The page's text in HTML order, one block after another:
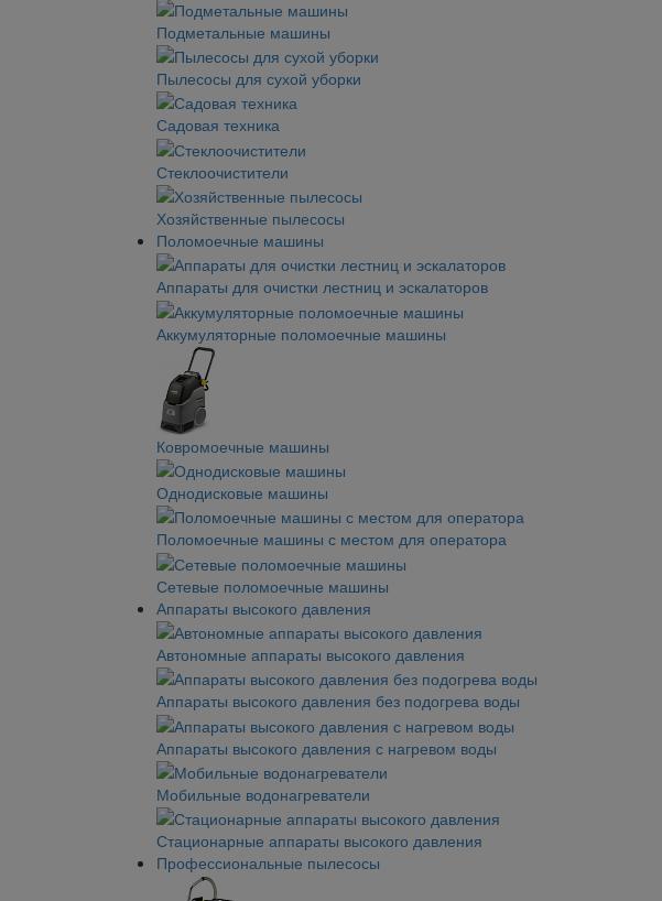
Подметальные машины
Пылесосы для сухой уборки
Садовая техника
Стеклоочистители
Хозяйственные пылесосы
Поломоечные машины
Аппараты для очистки лестниц и эскалаторов
Аккумуляторные поломоечные машины
Ковромоечные машины
Однодисковые машины
Поломоечные машины с местом для оператора
Сетевые поломоечные машины
Аппараты высокого давления
Автономные аппараты высокого давления
Аппараты высокого давления без подогрева воды
Аппараты высокого давления с нагревом воды
Мобильные водонагреватели
Стационарные аппараты высокого давления
Профессиональные пылесосы